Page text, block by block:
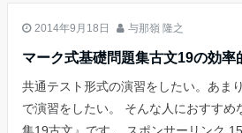
2014年9月18日
与那嶺 隆之
マーク式基礎問題集古文19の効率
共通テスト形式の演習をしたい。あま
で演習をしたい。 そんな人におすすめ